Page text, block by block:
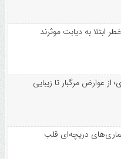
به دیابت موثرند
از عوارض مرگبار تا زیبایی
دریچه‌ای قلب